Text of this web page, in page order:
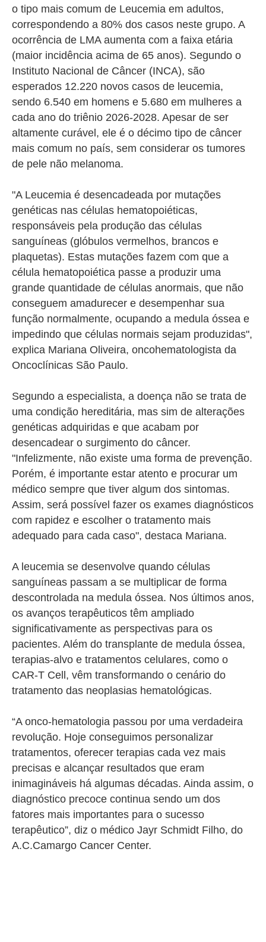
o tipo mais comum de Leucemia em adultos,
correspondendo a 80% dos casos neste grupo. A
ocorrência de LMA aumenta com a faixa etária
(maior incidência acima de 65 anos). Segundo o
Instituto Nacional de Câncer (INCA), são
esperados 12.220 novos casos de leucemia,
sendo 6.540 em homens e 5.680 em mulheres a
cada ano do triênio 2026-2028. Apesar de ser
altamente curável, ele é o décimo tipo de câncer
mais comum no país, sem considerar os tumores
de pele não melanoma.
"A Leucemia é desencadeada por mutações
genéticas nas células hematopoiéticas,
responsáveis pela produção das células
sanguíneas (glóbulos vermelhos, brancos e
plaquetas). Estas mutações fazem com que a
célula hematopoiética passe a produzir uma
grande quantidade de células anormais, que não
conseguem amadurecer e desempenhar sua
função normalmente, ocupando a medula óssea e
impedindo que células normais sejam produzidas",
explica Mariana Oliveira, oncohematologista da
Oncoclínicas São Paulo.
Segundo a especialista, a doença não se trata de
uma condição hereditária, mas sim de alterações
genéticas adquiridas e que acabam por
desencadear o surgimento do câncer.
"Infelizmente, não existe uma forma de prevenção.
Porém, é importante estar atento e procurar um
médico sempre que tiver algum dos sintomas.
Assim, será possível fazer os exames diagnósticos
com rapidez e escolher o tratamento mais
adequado para cada caso", destaca Mariana.
A leucemia se desenvolve quando células
sanguíneas passam a se multiplicar de forma
descontrolada na medula óssea. Nos últimos anos,
os avanços terapêuticos têm ampliado
significativamente as perspectivas para os
pacientes. Além do transplante de medula óssea,
terapias-alvo e tratamentos celulares, como o
CAR-T Cell, vêm transformando o cenário do
tratamento das neoplasias hematológicas.
“A onco-hematologia passou por uma verdadeira
revolução. Hoje conseguimos personalizar
tratamentos, oferecer terapias cada vez mais
precisas e alcançar resultados que eram
inimagináveis há algumas décadas. Ainda assim, o
diagnóstico precoce continua sendo um dos
fatores mais importantes para o sucesso
terapêutico”, diz o médico Jayr Schmidt Filho, do
A.C.Camargo Cancer Center.